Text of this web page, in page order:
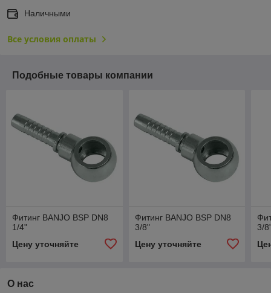
Наличными
Все условия оплаты
Подобные товары компании
Фитинг BANJO BSP DN8
1/4"
Цену уточняйте
Фитинг BANJO BSP DN8
3/8"
Цену уточняйте
3/
О нас